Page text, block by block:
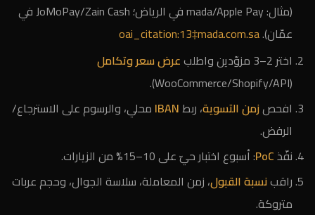
(مثال: mada/Apple Pay في الرياض؛ JoMoPay/Zain Cash في
عمّان).oai_citation:13‡mada.com.sa
اختر 2–3 مزوّدين واطلب
عرض سعر وتكامل
(WooCommerce/Shopify/API).
افحصزمن التسوية، ربطIBAN محلي، والرسوم على الاسترجاع/
الرفض.
نفّذPoC: أسبوع اختبار حيّ على 10–15% من الزيارات.
راقبنسبة القبول، زمن المعاملة، سلاسة الجوال، وحجم عربات
متروكة.